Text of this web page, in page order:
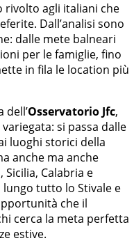
rivolto agli italiani che
Dall’analisi sono
dalle mete balneari
per le famiglie, fino
in fila le location più
dell’Osservatorio Jfc,
si passa dalle
luoghi storici della
anche ma anche
Calabria e
tutto lo Stivale e
che il
cerca la meta perfetta
estive.